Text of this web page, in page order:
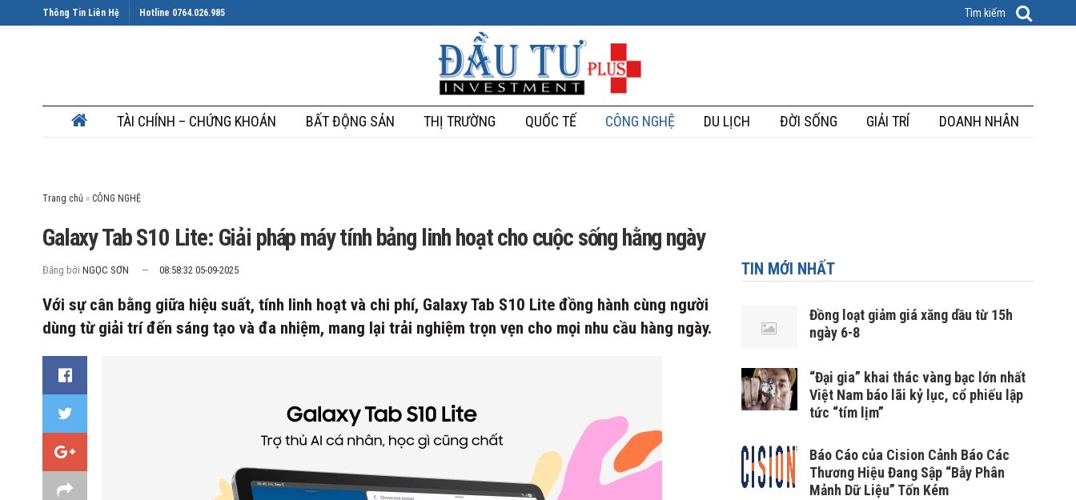
Thông Tin Liên Hệ Hotline 0764.026.985
TÀI CHÍNH – CHỨNG KHOÁN BẤT ĐỘNG SẢN THỊ TRƯỜNG QUỐC TẾ CÔNG NGHỆ DU LỊCH ĐỜI SỐNG GIẢI TRÍ DOANH NHÂN
Trang chủ »
Galaxy Tab S10 Lite: Giải pháp máy tính bảng linh hoạt cho cuộc sống hằng ngày
Đăng bởi NGỌC SƠN 08:58:32 05-09-2025
Với sự cân bằng giữa hiệu suất, tính linh hoạt và chi phí, Galaxy Tab S10 Lite đồng hành cùng người
dùng từ giải trí đến sáng tạo và đa nhiệm, mang lại trải nghiệm trọn vẹn cho mọi nhu cầu hàng ngày.
TIN MỚI NHẤT
Đồng loạt giảm giá xăng dầu từ 15h
ngày 6-8
“Đại gia” khai thác vàng bạc lớn nhất
Việt Nam báo lãi kỷ lục, cổ phiếu lập
tức “tím lịm”
Báo Cáo của Cision Cảnh Báo Các
Thương Hiệu Đang Sập “Bẫy Phân
Mảnh Dữ Liệu” Tốn Kém